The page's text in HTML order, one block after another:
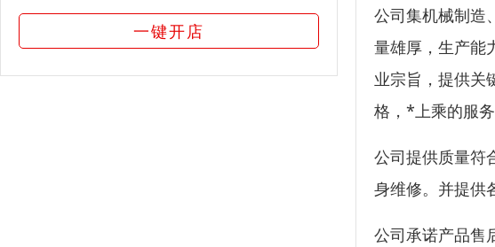
一键开店
公司集机械制造
量雄厚，生产能
业宗旨，提供关
格，*上乘的服
公司提供质量符
身维修。并提供
公司承诺产品售